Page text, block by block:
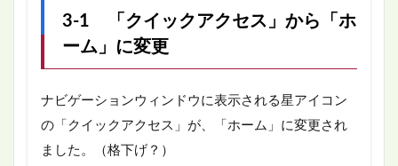
3-1 「クイックアクセス」から「ホ
ーム」に変更
ナビゲーションウィンドウに表示される星アイコン
の「クイックアクセス」が、「ホーム」に変更され
ました。（格下げ？）